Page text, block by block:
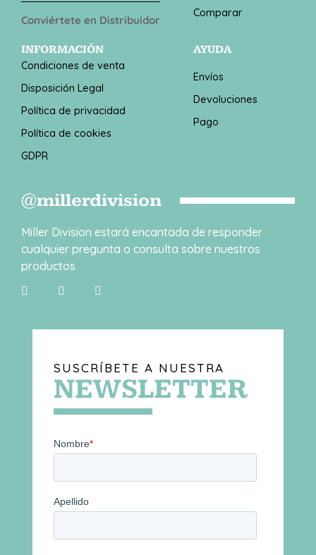
Conviértete en Distribuidor
Comparar
INFORMACIÓN
Condiciones de venta
Disposición Legal
Política de privacidad
Política de cookies
GDPR
AYUDA
Envíos
Devoluciones
Pago
@millerdivision
Miller Division estará encantada de responder
cualquier pregunta o consulta sobre nuestros
productos
SUSCRÍBETE A NUESTRA
NEWSLETTER